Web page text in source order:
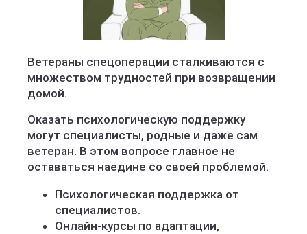
Социальное развитие Кировской области
Ветераны спецоперации сталкиваются с
множеством трудностей при возвращении
домой.
Оказать психологическую поддержку
могут специалисты, родные и даже сам
ветеран. В этом вопросе главное не
оставаться наедине со своей проблемой.
Психологическая поддержка от
специалистов.
Онлайн-курсы по адаптации,